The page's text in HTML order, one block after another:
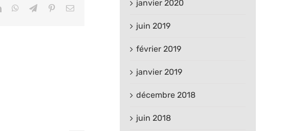
LinkedInWhatsApp
TelegramPinterestEmail
janvier 2020
juin 2019
février 2019
janvier 2019
décembre 2018
juin 2018